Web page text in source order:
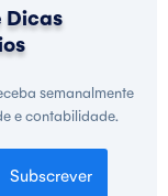
Dicas
semanalmente
e contabilidade.
Subscrever